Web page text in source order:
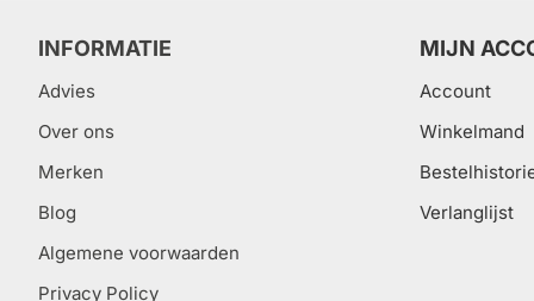
INFORMATIE
Advies
Over ons
Merken
Blog
Algemene voorwaarden
Privacy Policy
MIJN
Account
Winkelmand
Verlanglijst